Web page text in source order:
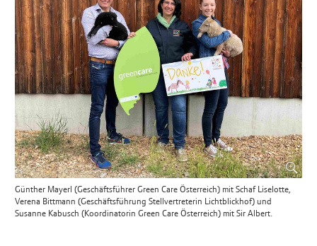
o
n
Günther Mayerl (Geschäftsführer Green Care Österreich) mit Schaf Liselotte,
Verena Bittmann (Geschäftsführung Stellvertreterin Lichtblickhof) und
Susanne Kabusch (Koordinatorin Green Care Österreich) mit Sir Albert.